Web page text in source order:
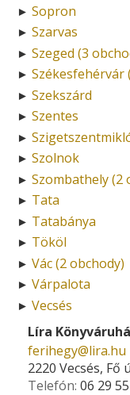
► Sopron
► Szarvas
► Szeged (3
► Székesfehérvár
► Szekszárd
► Szentes
►
► Szolnok
► Szombathely (2
► Tata
► Tatabánya
► Tököl
► Vác (2 obchody)
► Várpalota
► Vecsés
Líra
ferihegy­@­lira.hu
2220 Vecsés, Fő
Telefón: 06 29